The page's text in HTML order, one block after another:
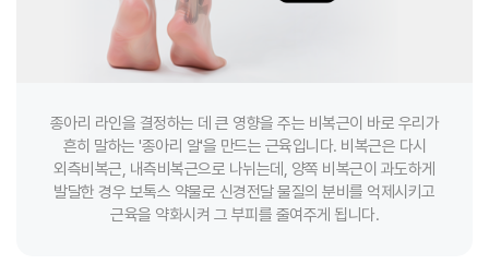
종아리 라인을 결정하는 데 큰 영향을 주는 비복근이 바로 우리가
흔히 말하는 '종아리 알'을 만드는 근육입니다. 비복근은 다시
외측비복근, 내측비복근으로 나뉘는데, 양쪽 비복근이 과도하게
발달한 경우 보톡스 약물로 신경전달 물질의 분비를 억제시키고
근육을 약화시켜 그 부피를 줄여주게 됩니다.